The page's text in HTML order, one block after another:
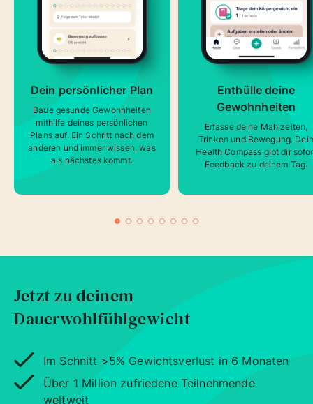
Dein persönlicher Plan
Baue gesunde Gewohnheiten
mithilfe deines persönlichen
Plans auf. Ein Schritt nach dem
anderen und immer wissen, was
als nächstes kommt.
Enthülle deine
Gewohnheiten
Erfasse deine Mahlzeiten,
Trinken und Bewegung. Dein
Health Compass gibt dir
Feedback zu deinem Tag.
Jetzt zu deinem
Dauerwohlfühlgewicht
Im Schnitt >5% Gewichtsverlust in 6 Monaten
Über 1 Million zufriedene Teilnehmende
weltweit